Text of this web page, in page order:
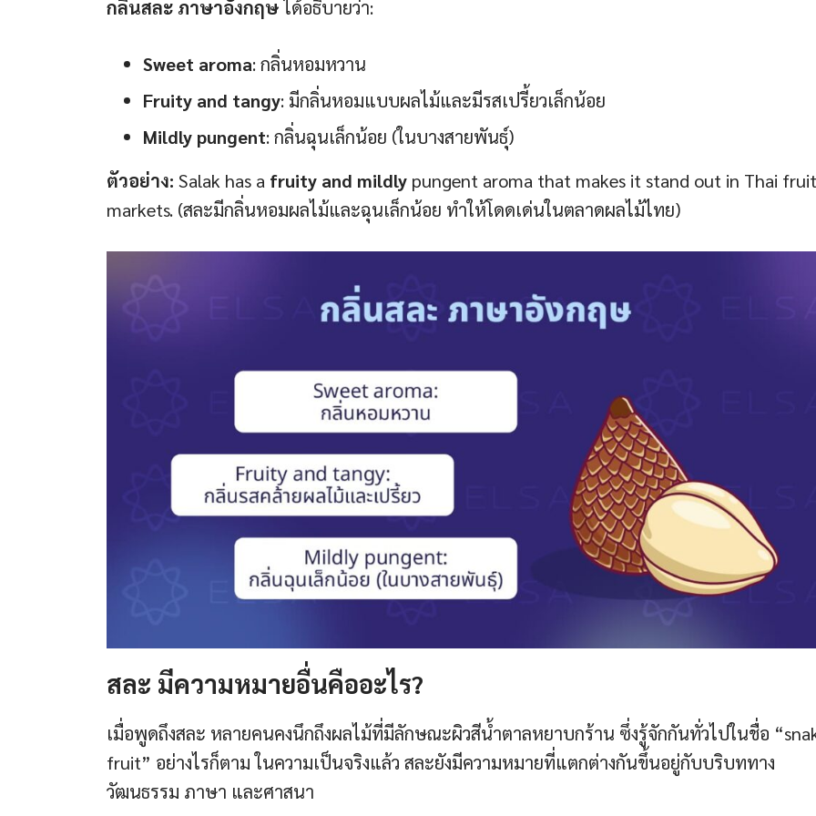
กลิ่นสละ ภาษาอังกฤษได้อธิบายว่า:
Sweet aroma: กลิ่นหอมหวาน
Fruity and tangy: มีกลิ่นหอมแบบผลไม้และมีรสเปรี้ยวเล็กน้อย
Mildly pungent: กลิ่นฉุนเล็กน้อย (ในบางสายพันธุ์)
ตัวอย่าง: Salak has a fruity and mildly pungent aroma that makes it stand out in Thai fruit
markets. (สละมีกลิ่นหอมผลไม้และฉุนเล็กน้อย ทำให้โดดเด่นในตลาดผลไม้ไทย)
สละ มีความหมายอื่นคืออะไร?
เมื่อพูดถึงสละ หลายคนคงนึกถึงผลไม้ที่มีลักษณะผิวสีน้ำตาลหยาบกร้าน ซึ่งรู้จักกันทั่วไปในชื่อ
fruit” อย่างไรก็ตาม ในความเป็นจริงแล้ว สละยังมีความหมายที่แตกต่างกันขึ้นอยู่กับบริบททาง
วัฒนธรรม ภาษา และศาสนา